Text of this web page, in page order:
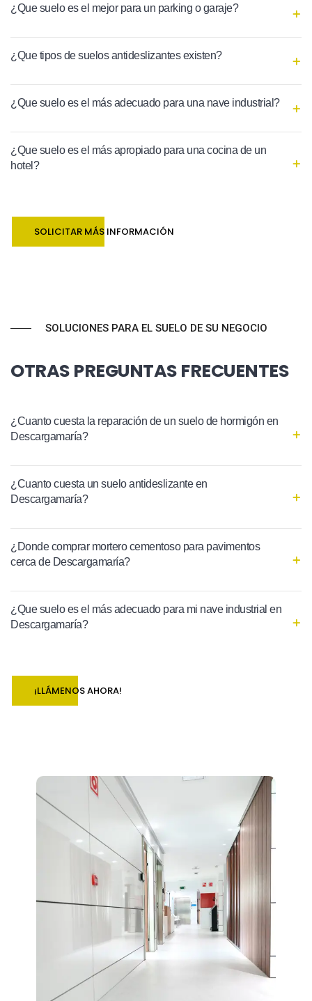
¿Que suelo es el mejor para un parking o garaje?
¿Que tipos de suelos antideslizantes existen?
¿Que suelo es el más adecuado para una nave industrial?
¿Que suelo es el más apropiado para una cocina de un
hotel?
SOLICITAR MÁS INFORMACIÓN
SOLUCIONES PARA EL SUELO DE SU NEGOCIO
OTRAS PREGUNTAS FRECUENTES
¿Cuanto cuesta la reparación de un suelo de hormigón en
Descargamaría?
¿Cuanto cuesta un suelo antideslizante en
Descargamaría?
¿Donde comprar mortero cementoso para pavimentos
cerca de Descargamaría?
¿Que suelo es el más adecuado para mi nave industrial en
Descargamaría?
¡LLÁMENOS AHORA!